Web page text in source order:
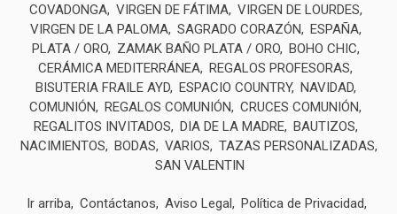
COVADONGA VIRGEN DE FÁTIMA VIRGEN DE LOURDES
VIRGEN DE LA PALOMA SAGRADO CORAZÓN
ESPAÑA
PLATA / ORO
ZAMAK BAÑO PLATA / ORO
BOHO CHIC
CERÁMICA MEDITERRÁNEA
REGALOS PROFESORAS
BISUTERIA FRAILE AYD
ESPACIO COUNTRY
NAVIDAD
COMUNIÓN
REGALOS COMUNIÓN
CRUCES COMUNIÓN
REGALITOS INVITADOS
DIA DE LA MADRE
BAUTIZOS
NACIMIENTOS
BODAS VARIOS
TAZAS PERSONALIZADAS
SAN VALENTIN
Ir arriba Contáctanos Aviso Legal
Política de Privacidad